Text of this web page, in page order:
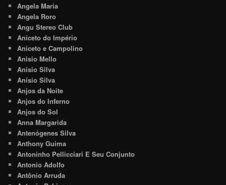
Angela Maria
Angela Roro
Angu Stereo Club
Aniceto do Império
Aniceto e Campolino
Anisio Mello
Anisio Silva
Anísio Silva
Anjos da Noite
Anjos do Inferno
Anjos do Sol
Anna Margarida
Antenógenes Silva
Anthony Guima
Antoninho Pellicciari E Seu Conjunto
Antonio Adolfo
Antônio Arruda